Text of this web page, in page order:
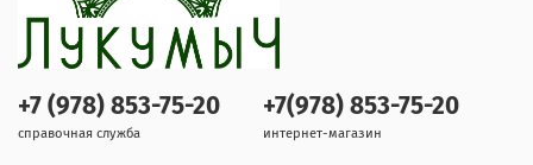
+7 (978) 853-75-20
справочная служба
+7(978) 853-75-20
интернет-магазин